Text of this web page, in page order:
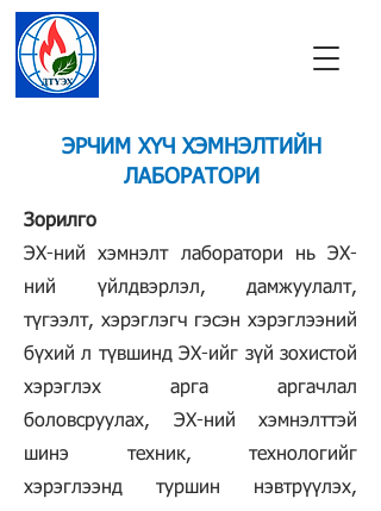
ЭРЧИМ ХҮЧ ХЭМНЭЛТИЙН
ЛАБОРАТОРИ
Зорилго
ЭХ-ний хэмнэлт лаборатори нь ЭХ-
ний үйлдвэрлэл, дамжуулалт,
түгээлт, хэрэглэгч гэсэн хэрэглээний
бүхий л түвшинд ЭХ-ийг зүй зохистой
хэрэглэх арга аргачлал
боловсруулах, ЭХ-ний хэмнэлттэй
шинэ техник, технологийг
хэрэглээнд туршин нэвтрүүлэх,